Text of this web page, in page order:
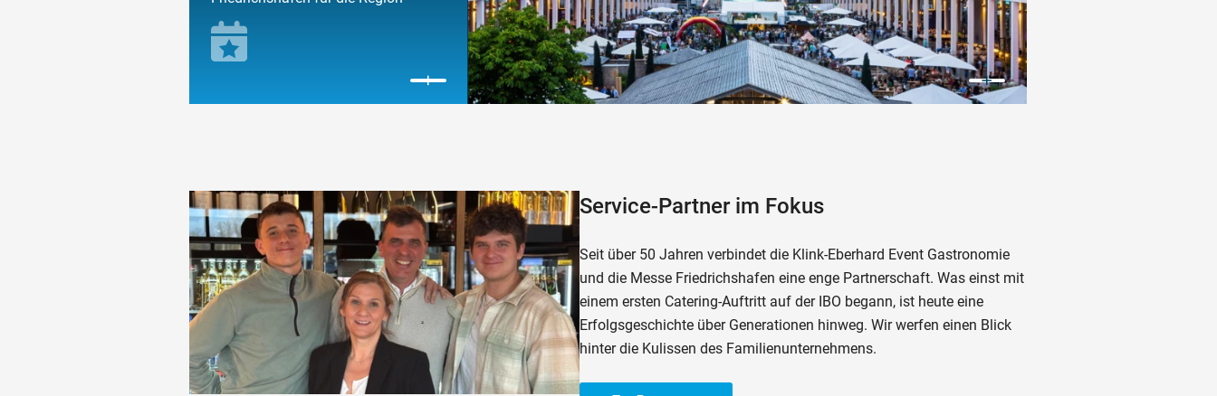
Service-Partner im Fokus
Seit über 50 Jahren verbindet die Klink-Eberhard Event Gastronomie
und die Messe Friedrichshafen eine enge Partnerschaft. Was einst mit
einem ersten Catering-Auftritt auf der IBO begann, ist heute eine
Erfolgsgeschichte über Generationen hinweg. Wir werfen einen Blick
hinter die Kulissen des Familienunternehmens.